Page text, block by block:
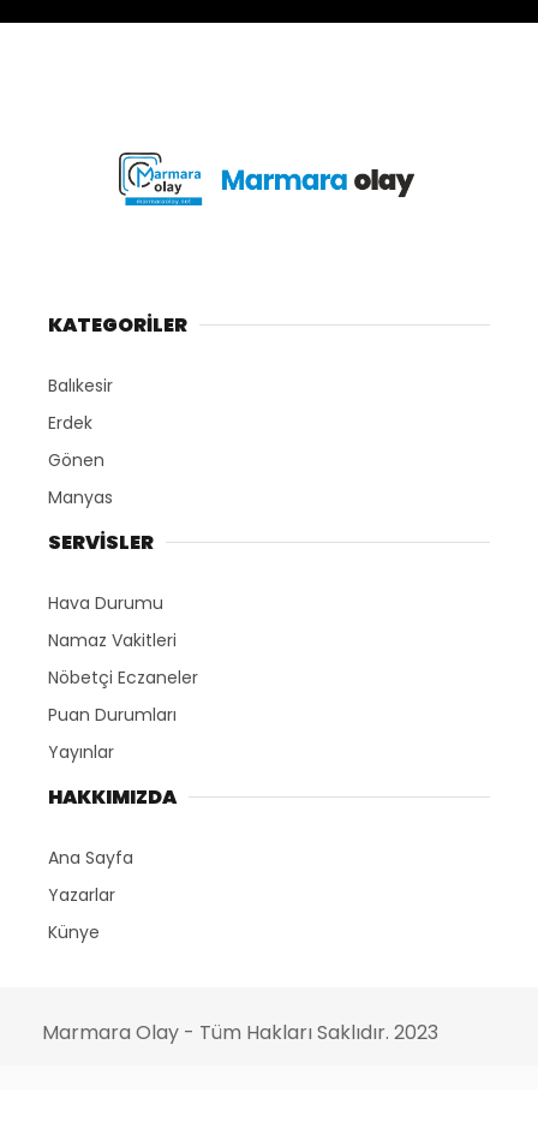
KATEGORİLER
Balıkesir
Erdek
Gönen
Manyas
SERVİSLER
Hava Durumu
Namaz Vakitleri
Nöbetçi Eczaneler
Puan Durumları
Yayınlar
HAKKIMIZDA
Ana Sayfa
Yazarlar
Künye
Marmara Olay - Tüm Hakları Saklıdır. 2023